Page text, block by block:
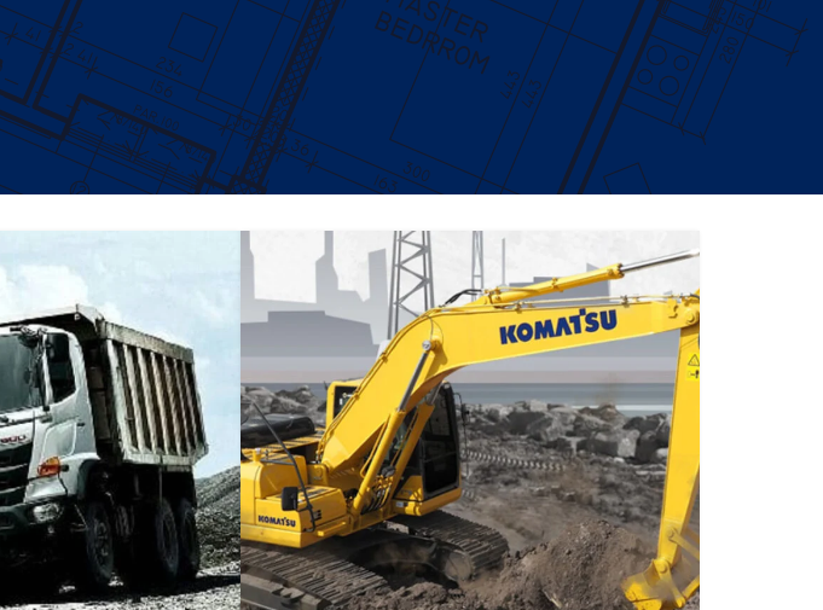
PL (Mining)
EXCAVATOR TOOLS
KOMATSU PC200-10M0
CE
Find Out More